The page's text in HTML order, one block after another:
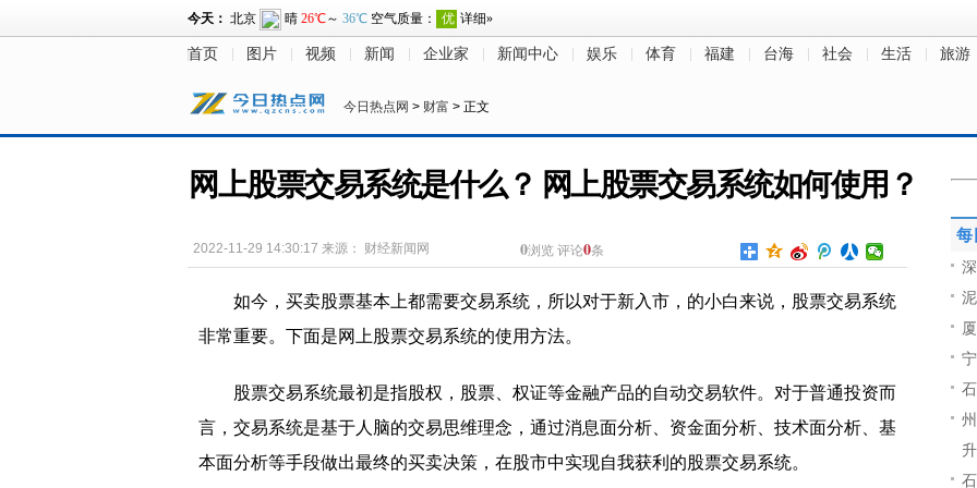
首页 图片 视频 新闻 企业家 新闻中心 娱乐 体育 福建 台海 社会 生活 旅游
今日热点网 > 财富 > 正文
网上股票交易系统是什么？ 网上股票交易系统如何使用？
2022-11-29 14:30:17 来源： 财经新闻网 0浏览 评论0条
如今，买卖股票基本上都需要交易系统，所以对于新入市，的小白来说，股票交易系统
非常重要。下面是网上股票交易系统的使用方法。
股票交易系统最初是指股权，股票、权证等金融产品的自动交易软件。对于普通投资而
言，交易系统是基于人脑的交易思维理念，通过消息面分析、资金面分析、技术面分析、基
本面分析等手段做出最终的买卖决策，在股市中实现自我获利的股票交易系统。
每
升